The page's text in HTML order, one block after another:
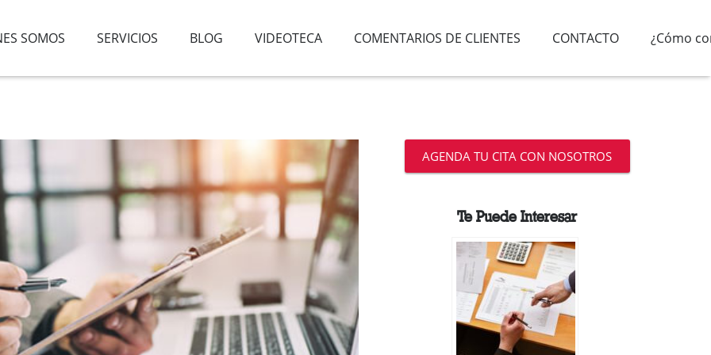
SOMOS SERVICIOS BLOG VIDEOTECA COMENTARIOS DE CLIENTES CONTACTO ¿Cómo
AGENDA TU CITA CON NOSOTROS
Te Puede Interesar